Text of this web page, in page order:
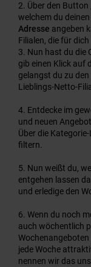
Über den Button
welchem du deinen
Adresse angeben
Filialen, die für
Nun hast du die
gib einen Klick auf
gelangst du zu
Lieblings-Netto-
Entdecke im
und neuen
Über die
filtern.
Nun weißt du,
entgehen lassen
und erledige den
Wenn du noch
auch wöchentlich
jede Woche
nennen wir das